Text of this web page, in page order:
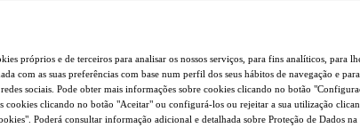
Selected
próprios e de terceiros para analisar os nossos serviços, para fins analíticos, para
com as suas preferências com base num perfil dos seus hábitos de navegação e
sociais. Pode obter mais informações sobre cookies clicando no botão
cookies clicando no botão "Aceitar" ou configurá-los ou rejeitar a sua utilização
Poderá consultar informação adicional e detalhada sobre Proteção de Dados na